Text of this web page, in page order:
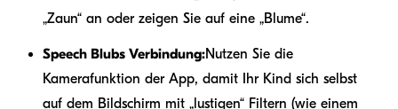
„Zaun“ an oder zeigen Sie auf eine „Blume“.
Speech Blubs Verbindung:Nutzen Sie die
Kamerafunktion der App, damit Ihr Kind sich selbst
auf dem Bildschirm mit „lustigen“ Filtern (wie einem